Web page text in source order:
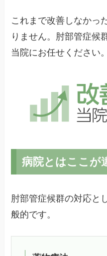
これまで改善しなかっ
りません。肘部管症候
当院にお任せください。
病院とはここが
肘部管症候群の対応と
般的です。